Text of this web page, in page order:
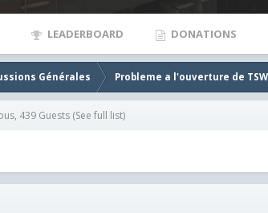
LEADERBOARD DONATIONS
Générales Probleme a l'ouverture de TSW
439 Guests (See full list)